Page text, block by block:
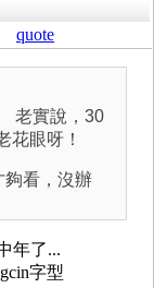
quote
老實說，30
花眼呀！
夠看，沒辦
年了...
字型